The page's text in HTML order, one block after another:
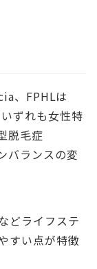
、FPHLは
ずれも女性特
脱毛症
バランスの変
どライフステ
すい点が特徴